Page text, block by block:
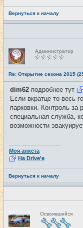
Вернуться к началу
Н
е
в
с
е
т
и
Администратор
Re: Открытие сезона 2015
dim62 подробнее тут
Если вкратце то весь
парковки. Контроль за
специальная служба,
возможности
Моя анкета
На Drive'e
Вернуться к началу
е
в
Освоившийся